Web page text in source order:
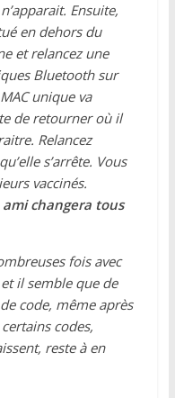
Ensuite,
en dehors du
et relancez une
Bluetooth sur
unique va
de retourner où il
Relancez
s’arrête. Vous
vaccinés.
changera tous
fois avec
il semble que de
code, même après
codes,
reste à en